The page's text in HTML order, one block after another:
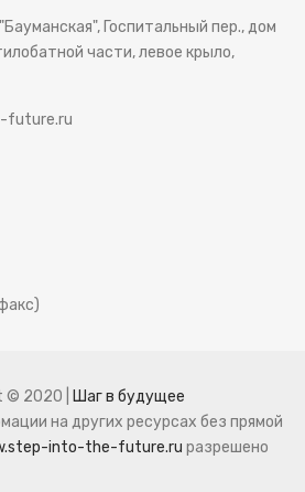
Госпитальный пер., дом
части, левое крыло,
future.ru
© 2020 | Шаг в будущее
на других ресурсах без прямой
into-the-future.ru разрешено